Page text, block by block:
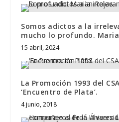
Somos adictos a la
mucho lo profundo.
15 abril, 2024
La Promoción 1993 del
‘Encuentro de Plata’.
4 junio, 2018